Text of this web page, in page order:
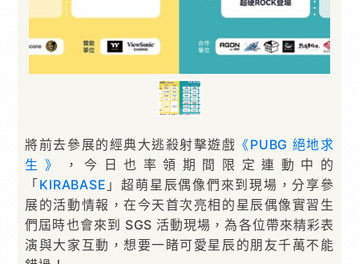
將前去參展的經典大逃殺射擊遊戲 《PUBG 絕地求
生》
，今日也率領期間限定連動中的
「KIRABASE 」超萌星辰偶像們來到現場，分享參
展的活動情報，在今天首次亮相的星辰偶像實習生
們屆時也會來到 SGS 活動現場，為各位帶來精彩表
演與大家互動，想要一睹可愛星辰的朋友千萬不能